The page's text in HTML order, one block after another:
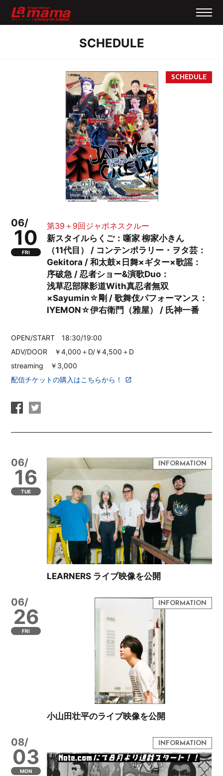
SCHEDULE
06/
10
FRI
第39＋9回ジャポネスクルー
新スタイルらくご：噺家 柳家小きん
（11代目） / コンテンポラリー・ヲタ芸：
Gekitora / 和太鼓×日舞×ギター×歌謡：
序破急 / 忍者ショー&演歌Duo：
浅草忍部隊影道With真忍者無双
×Sayumin☆剛 / 歌舞伎パフォーマンス：
IYEMON☆伊右衛門（雅屋） / 氏神一番
OPEN/START 18:30/19:00
ADV/DOOR ￥4,000＋D/￥4,500＋D
streaming ￥3,000
配信チケットの購入はこちらから！
06/
16
TUE
LEARNERS ライブ映像を公開
06/
26
FRI
小山田壮平のライブ映像を公開
08/
03
MON